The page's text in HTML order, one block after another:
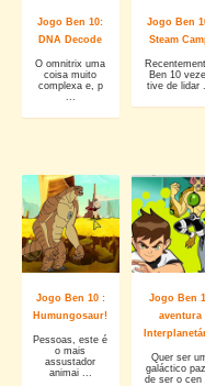
Jogo Ben 10:
DNA Decode
O omnitrix uma
coisa muito
complexa e, p
...
Jogo Ben
Steam
Ben 10
tive de lidar
Jogo Ben 10 :
Humungosaur!
Pessoas, este é
o mais
assustador
animai ...
Jogo Ben
aventura
Quer ser
galáctico
de ser o cen